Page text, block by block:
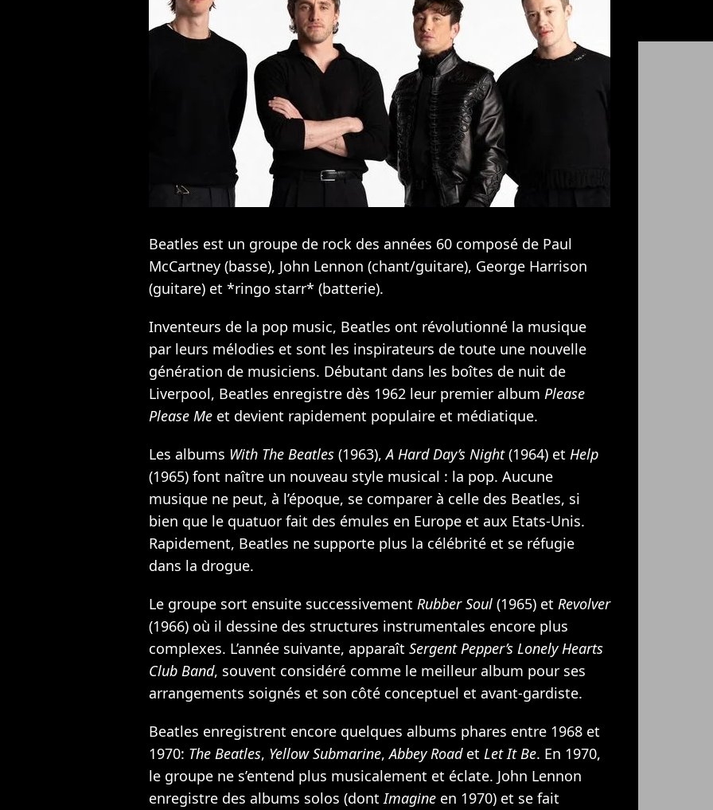
Beatles est un groupe de rock des années 60 composé de Paul
McCartney (basse), John Lennon (chant/guitare), George Harrison
(guitare) et *ringo starr* (batterie).
Inventeurs de la pop music, Beatles ont révolutionné la musique
par leurs mélodies et sont les inspirateurs de toute une nouvelle
génération de musiciens. Débutant dans les boîtes de nuit de
Liverpool, Beatles enregistre dès 1962 leur premier album Please
Please Me et devient rapidement populaire et médiatique.
Les albums With The Beatles (1963),A Hard Day’s Night(1964) et Help
(1965) font naître un nouveau style musical : la pop. Aucune
musique ne peut, à l’époque, se comparer à celle des Beatles, si
bien que le quatuor fait des émules en Europe et aux Etats-Unis.
Rapidement, Beatles ne supporte plus la célébrité et se réfugie
dans la drogue.
Le groupe sort ensuite successivement Rubber Soul (1965) et Revolver
(1966) où il dessine des structures instrumentales encore plus
complexes. L’année suivante, apparaît Sergent Pepper’s Lonely Hearts
Club Band, souvent considéré comme le meilleur album pour ses
arrangements soignés et son côté conceptuel et avant-gardiste.
Beatles enregistrent encore quelques albums phares entre 1968 et
1970: The Beatles, Yellow Submarine,Abbey Roadet Let It Be. En 1970,
le groupe ne s’entend plus musicalement et éclate. John Lennon
enregistre des albums solos (dontImagine en 1970) et se fait